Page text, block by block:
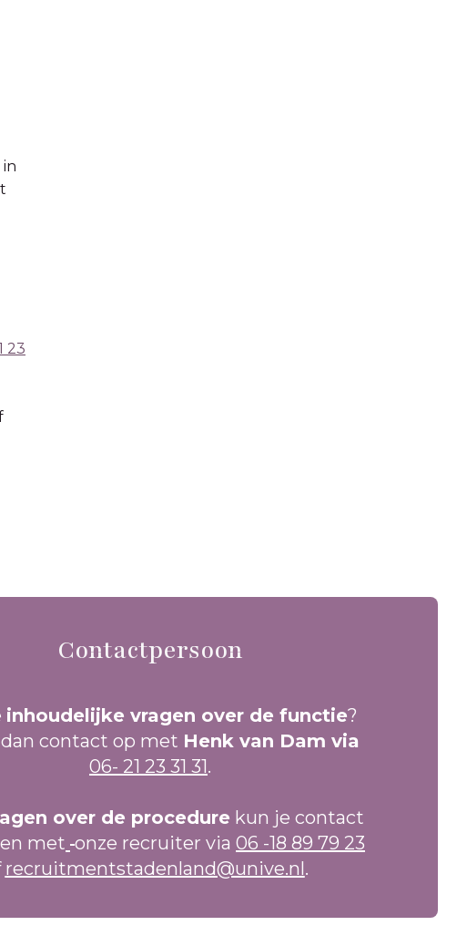
23
Contactpersoon
inhoudelijke vragen over de functie?
contact op met Henk van Dam via
06- 21 23 31 31.
over de procedure kun je contact
met onze recruiter via 06 -18 89 79 23
recruitmentstadenland@unive.nl.